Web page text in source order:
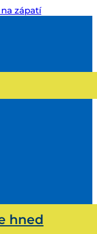
zápatí
hned